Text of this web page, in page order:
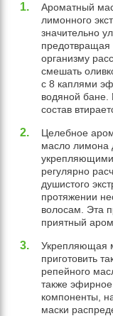
Ароматный
лимонного
значительно
предотвращая
организму
смешать
с 8 каплями
водяной
состав
Целебное
масло лимона
регулярно
душистого
протяжении
волосам. Эта
приятный
Укрепляющая
приготовить
репейного
также
компоненты,
маски